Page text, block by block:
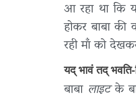
आ रहा था कि
होकर बाबा
रही माँ को
यद् भावं तद् भवति-